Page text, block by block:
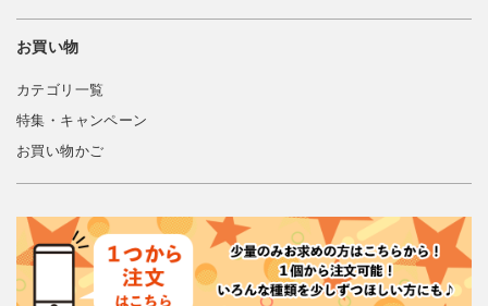
お買い物
カテゴリ一覧
特集・キャンペーン
お買い物かご